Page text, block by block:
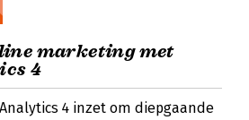
marketing met
4
4 inzet om diepgaande